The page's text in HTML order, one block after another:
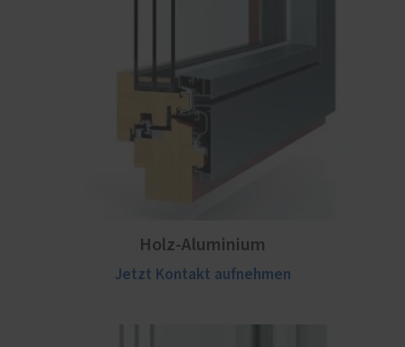
Holz-Aluminium
Jetzt Kontakt aufnehmen